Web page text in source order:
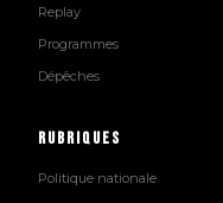
Replay
Programmes
Dépêches
Rubriques
Politique nationale